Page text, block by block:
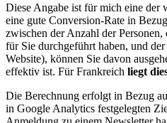
Diese Angabe ist für mich eine der
eine gute Conversion-Rate in
zwischen der Anzahl der
für Sie durchgeführt haben, und
Website), können Sie davon
effektiv ist. Für Frankreich liegt
Die Berechnung erfolgt in Bezug
in Google Analytics festgelegten